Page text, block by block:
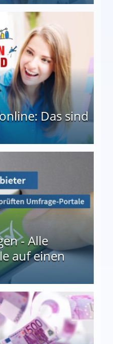
Das sind
- Alle
auf einen